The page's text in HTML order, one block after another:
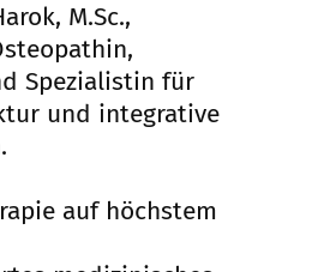
M.Sc.,
Spezialistin für
und integrative
auf höchstem